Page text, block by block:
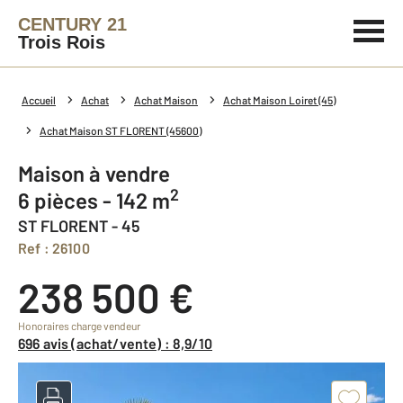
CENTURY 21
Trois Rois
Accueil Achat Achat Maison Achat Maison Loiret (45)
Achat Maison ST FLORENT (45600)
Maison à vendre
6 pièces - 142 m2
ST FLORENT - 45
Ref : 26100
238 500 €
Honoraires charge vendeur
696 avis (achat/vente) : 8,9/10